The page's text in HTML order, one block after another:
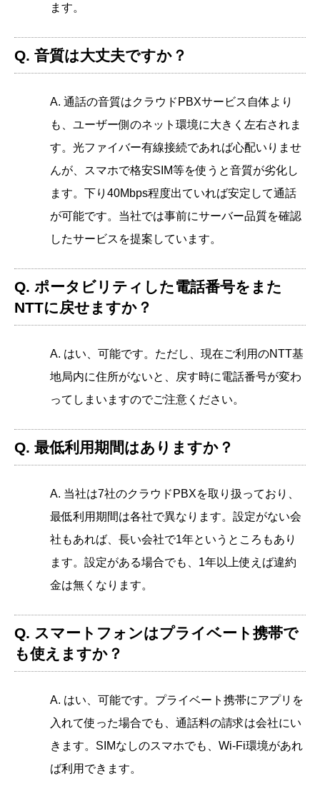
ます。
Q. 音質は大丈夫ですか？
A. 通話の音質はクラウドPBXサービス自体より
も、ユーザー側のネット環境に大きく左右されま
す。光ファイバー有線接続であれば心配いりませ
んが、スマホで格安SIM等を使うと音質が劣化し
ます。下り40Mbps程度出ていれば安定して通話
が可能です。当社では事前にサーバー品質を確認
したサービスを提案しています。
Q. ポータビリティした電話番号をまた
NTTに戻せますか？
A. はい、可能です。ただし、現在ご利用のNTT基
地局内に住所がないと、戻す時に電話番号が変わ
ってしまいますのでご注意ください。
Q. 最低利用期間はありますか？
A. 当社は7社のクラウドPBXを取り扱っており、
最低利用期間は各社で異なります。設定がない会
社もあれば、長い会社で1年というところもあり
ます。設定がある場合でも、1年以上使えば違約
金は無くなります。
Q. スマートフォンはプライベート携帯で
も使えますか？
A. はい、可能です。プライベート携帯にアプリを
入れて使った場合でも、通話料の請求は会社にい
きます。SIMなしのスマホでも、Wi-Fi環境があれ
ば利用できます。